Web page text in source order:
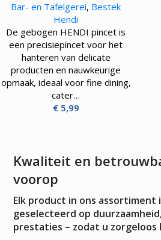
Bar- en Tafelgerei, Bestek
Hendi
De gebogen HENDI pincet is
een precisiepincet voor het
hanteren van delicate
producten en nauwkeurige
opmaak, ideaal voor fine dining,
cater…
€5,99
Kwaliteit en
voorop
Elk product in ons assortiment
geselecteerd op
prestaties – zodat u zorgeloos